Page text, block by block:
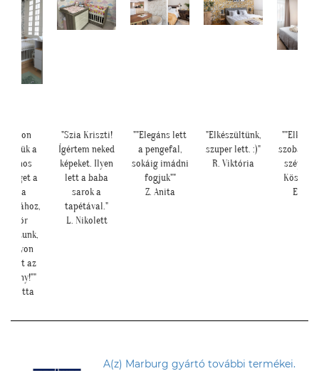
a
a
az
"Szia Kriszti!
Ígértem neked
képeket. Ilyen
lett a baba
sarok a
tapétával."
L. Nikolett
""Elegáns lett
a pengefal,
sokáig imádni
fogjuk""
Z. Anita
"Elkészültünk,
szuper lett. :)"
R. Viktória
""Elkészült a
szoba,
szépen lett.
Köszönjük""
E. Réka
A(z) Marburg gyártó további termékei.